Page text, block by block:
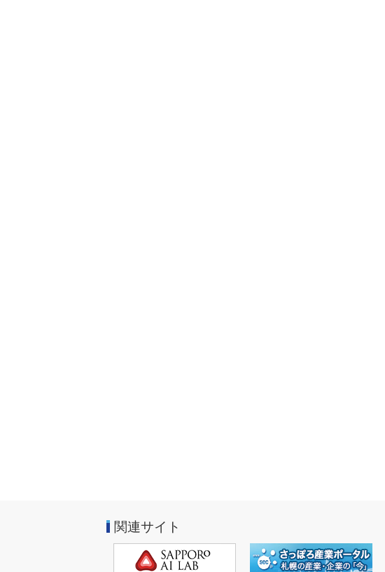
関連サイト